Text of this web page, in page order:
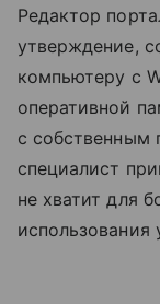
Редактор
утверждение,
компьютеру с
оперативной
с собственным
специалист
не хватит для
использования